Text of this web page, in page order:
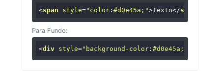
<span style="color:#d0e45a;">Texto</span
Para Fundo:
<div style="background-color:#d0e45a;"